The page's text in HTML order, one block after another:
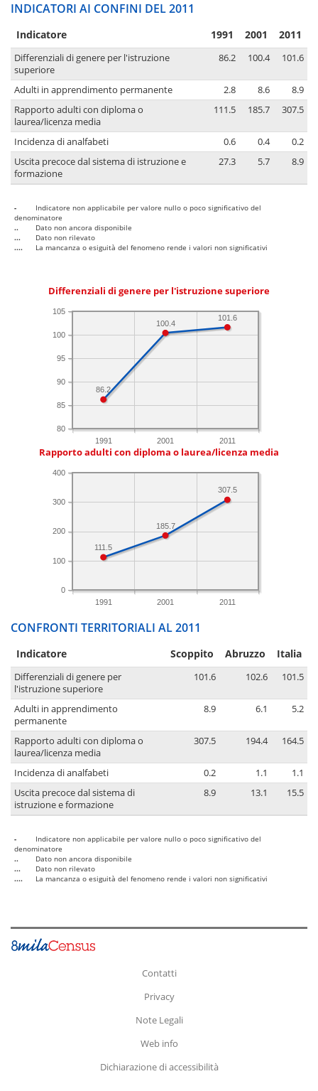
INDICATORI AI CONFINI DEL 2011
Indicatore 1991 2001 2011
Differenziali di genere per l'istruzione
superiore
86.2 100.4 101.6
Adulti in apprendimento permanente 2.8 8.6
8.9
Rapporto adulti con diploma o
laurea/licenza media
111.5 185.7 307.5
Incidenza di analfabeti 0.6 0.4
0.2
Uscita precoce dal sistema di istruzione e
formazione
27.3 5.7 8.9
-
Indicatore non applicabile per valore nullo o poco significativo del
denominatore
..
Dato non ancora disponibile
...
Dato non rilevato
....
La mancanza o esiguità del fenomeno rende i valori non significativi
Differenziali di genere per l'istruzione superiore
1991 2001 2011
80
85
90
95
100
105
101.6
100.4
86.2
Rapporto adulti con diploma o laurea/licenza media
1991 2001 2011
0
100
200
300
400
307.5
185.7
111.5
CONFRONTI TERRITORIALI AL 2011
Indicatore Scoppito Abruzzo Italia
Differenziali di genere per
l'istruzione superiore
101.6 102.6 101.5
Adulti in apprendimento
permanente
8.9 6.1 5.2
Rapporto adulti con diploma o
laurea/licenza media
307.5 194.4 164.5
Incidenza di analfabeti 0.2 1.1
1.1
Uscita precoce dal sistema di
istruzione e formazione
8.9 13.1 15.5
-
Indicatore non applicabile per valore nullo o poco significativo del
denominatore
..
Dato non ancora disponibile
...
Dato non rilevato
....
La mancanza o esiguità del fenomeno rende i valori non significativi
Contatti
Privacy
Note Legali
Web info
Dichiarazione di accessibilità